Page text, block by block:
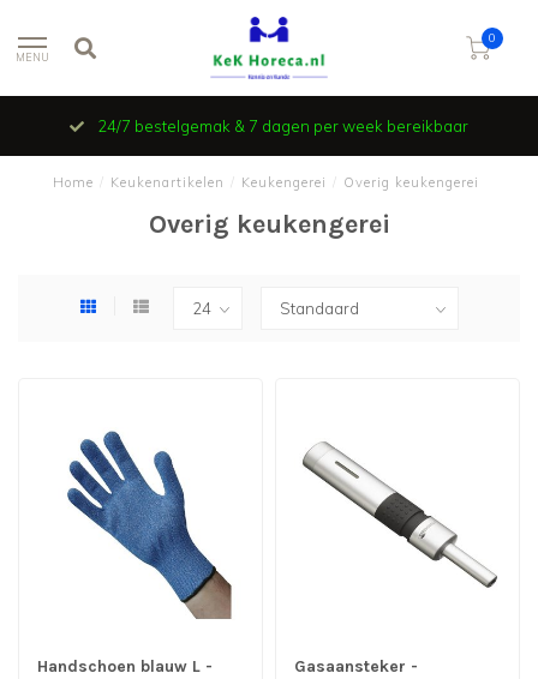
MENU
0
24/7 bestelgemak & 7 dagen per week bereikbaar
Home Keukenartikelen Keukengerei Overig keukengerei
Overig keukengerei
Handschoen blauw L -
Gasaansteker -